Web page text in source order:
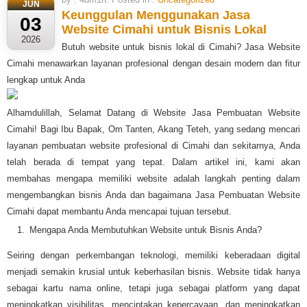
JUN
03
2026
Keunggulan Menggunakan Jasa
Website Cimahi untuk Bisnis Lokal
Butuh website untuk bisnis lokal di Cimahi? Jasa Website
Cimahi menawarkan layanan profesional dengan desain modern dan fitur
lengkap untuk Anda
Alhamdulillah, Selamat Datang di Website Jasa Pembuatan Website
Cimahi! Bagi Ibu Bapak, Om Tanten, Akang Teteh, yang sedang mencari
layanan pembuatan website profesional di Cimahi dan sekitarnya, Anda
telah berada di tempat yang tepat. Dalam artikel ini, kami akan
membahas mengapa memiliki website adalah langkah penting dalam
mengembangkan bisnis Anda dan bagaimana Jasa Pembuatan Website
Cimahi dapat membantu Anda mencapai tujuan tersebut.
Mengapa Anda Membutuhkan Website untuk Bisnis Anda?
Seiring dengan perkembangan teknologi, memiliki keberadaan digital
menjadi semakin krusial untuk keberhasilan bisnis. Website tidak hanya
sebagai kartu nama online, tetapi juga sebagai platform yang dapat
meningkatkan visibilitas, menciptakan kepercayaan, dan meningkatkan